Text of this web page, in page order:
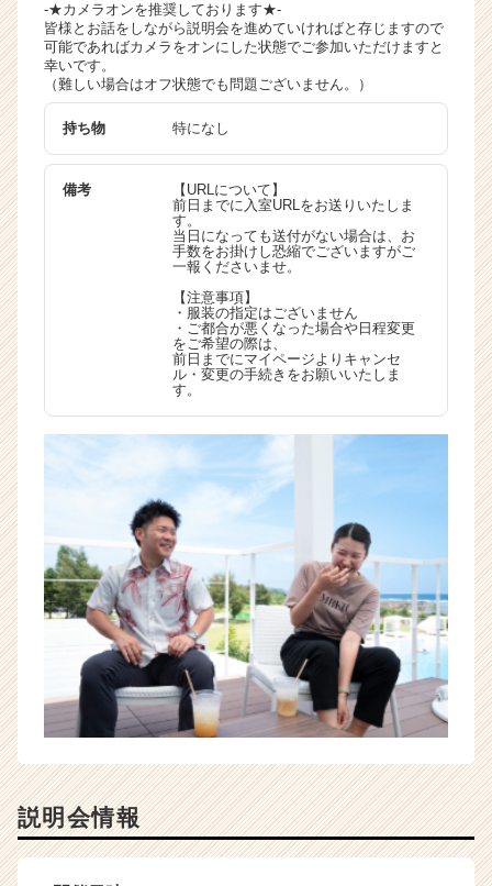
-★カメラオンを推奨しております★-
皆様とお話をしながら説明会を進めていければと存じますので
可能であればカメラをオンにした状態でご参加いただけますと
幸いです。
（難しい場合はオフ状態でも問題ございません。）
持ち物 特になし
備考
【URLについて】
前日までに入室URLをお送りいたしま
す。
当日になっても送付がない場合は、お
手数をお掛けし恐縮でございますがご
一報くださいませ。
【注意事項】
・服装の指定はございません
・ご都合が悪くなった場合や日程変更
をご希望の際は、
前日までにマイページよりキャンセ
ル・変更の手続きをお願いいたしま
す。
説明会情報